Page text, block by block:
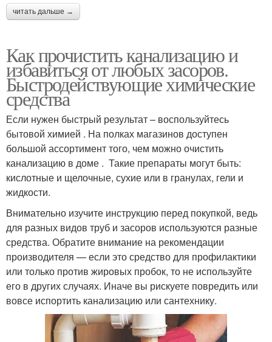
читать дальше →
Как прочистить канализацию и
избавиться от любых засоров.
Быстродействующие химические
средства
Если нужен быстрый результат – воспользуйтесь
бытовой химией . На полках магазинов доступен
большой ассортимент того, чем можно очистить
канализацию в доме . Такие препараты могут быть:
кислотные и щелочные, сухие или в гранулах, гели и
жидкости.
Внимательно изучите инструкцию перед покупкой, ведь
для разных видов труб и засоров используются разные
средства. Обратите внимание на рекомендации
производителя — если это средство для профилактики
или только против жировых пробок, то не используйте
его в других случаях. Иначе вы рискуете повредить или
вовсе испортить канализацию или сантехнику.